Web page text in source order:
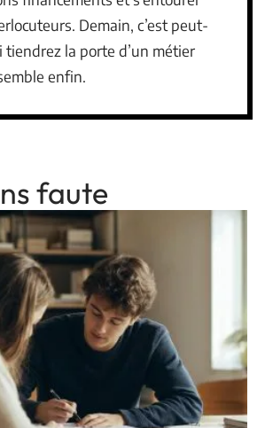
Demain, c’est peut-
tiendrez la porte d’un métier
enfin.
faute